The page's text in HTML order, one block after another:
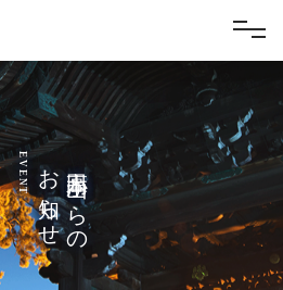
高田本山からの
お知らせ
EVENT